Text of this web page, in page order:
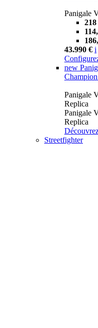
Panigale
218
43.990 € i
new
Panigale
Replica
Panigale
Replica
Streetfighter